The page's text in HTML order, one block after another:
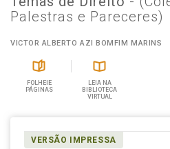
Palestras e Pareceres)
VICTOR ALBERTO AZI BOMFIM MARINS
FOLHEIE
PÁGINAS
LEIA NA
BIBLIOTECA
VIRTUAL
VERSÃO IMPRESSA